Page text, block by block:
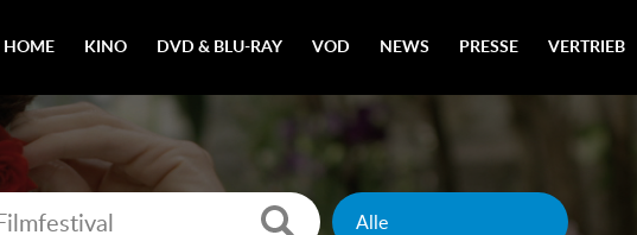
HOME KINO DVD & BLU-RAY VOD NEWS PRESSE VERTRIEB